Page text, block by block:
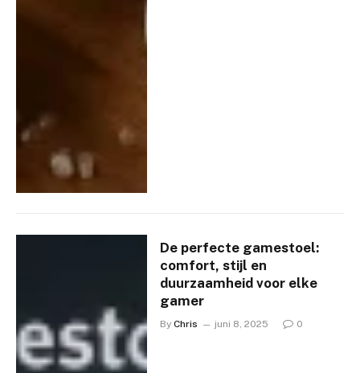
De perfecte gamestoel:
comfort, stijl en
duurzaamheid voor elke
gamer
By Chris juni 8, 2025 0